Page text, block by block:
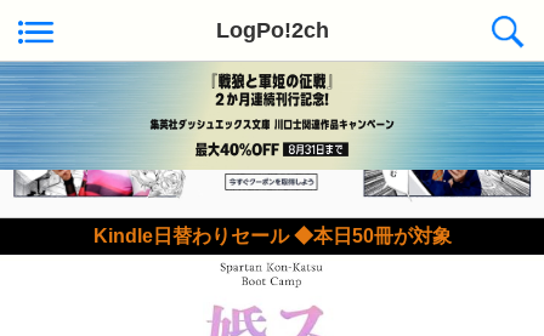
LogPo!2ch
Kindle日替わりセール ◆本日50冊が対象